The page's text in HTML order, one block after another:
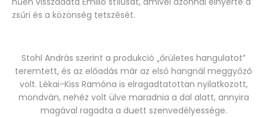
zsűri és a közönség tetszését.
Stohl András szerint a produkció „őrületes hangulatot”
teremtett, és az előadás már az első hangnál meggyőző
volt. Lékai-Kiss Ramóna is elragadtatottan nyilatkozott,
mondván, nehéz volt ülve maradnia a dal alatt, annyira
magával ragadta a duett szenvedélyessége.